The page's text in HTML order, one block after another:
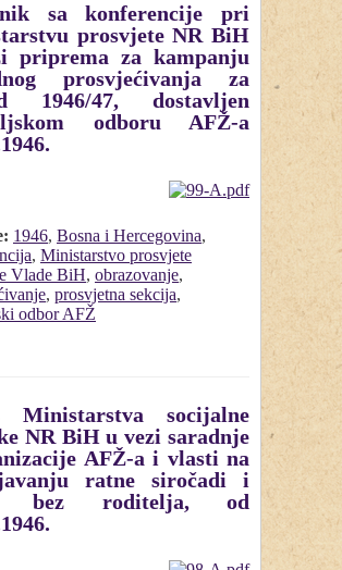
sa konferencije pri
prosvjete NR BiH
priprema za kampanju
prosvjećivanja za
1946/47, dostavljen
odboru AFŽ-a
1946, Bosna i Hercegovina,
, Ministarstvo prosvjete
Vlade BiH, obrazovanje,
, prosvjetna sekcija,
odbor AFŽ
Ministarstva socijalne
NR BiH u vezi saradnje
AFŽ-a i vlasti na
ratne siročadi i
bez roditelja, od